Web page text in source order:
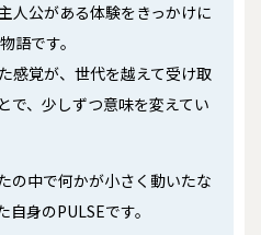
人公がある体験をきっかけに
語です。
感覚が、世代を越えて受け取
で、少しずつ意味を変えてい
の中で何かが小さく動いたな
身のPULSEです。